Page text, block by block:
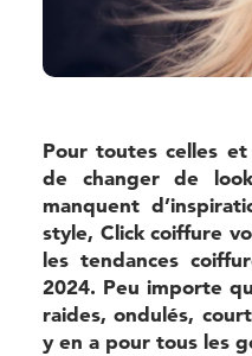
Pour toutes celles
de changer de
manquent
style, Click coiffure
les tendances
2024. Peu importe
raides, ondulés,
y en a pour tous les